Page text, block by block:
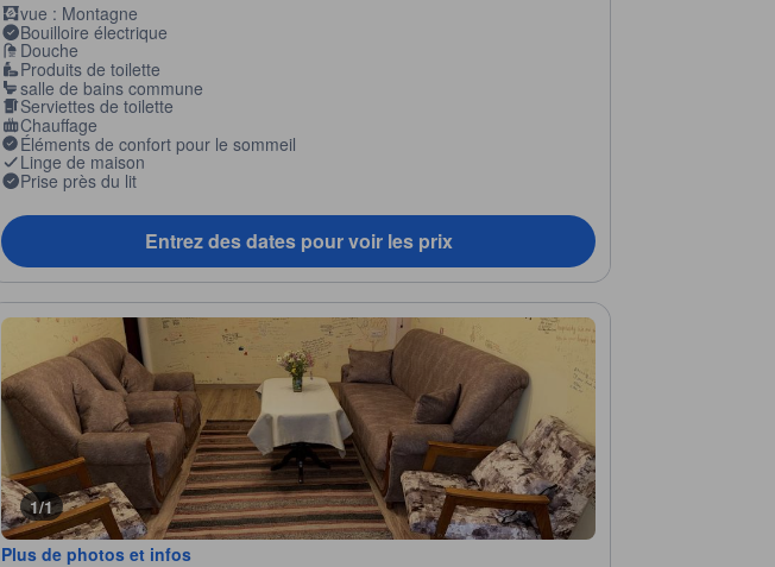
vue : Montagne
Bouilloire électrique
Douche
Produits de toilette
salle de bains commune
Serviettes de toilette
Chauffage
Éléments de confort pour le sommeil
Linge de maison
Prise près du lit
Entrez des dates pour voir les prix
1/1
Plus de photos et infos